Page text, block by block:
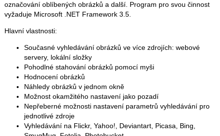
označování oblíbených obrázků a další. Program pro svou činnost
vyžaduje Microsoft .NET Framework 3.5.
Hlavní vlastnosti:
Současné vyhledávání obrázků ve více zdrojích: webové
servery, lokální složky
Pohodlné stahování obrázků pomocí myši
Hodnocení obrázků
Náhledy obrázků v jednom okně
Možnost okamžitého nastavení jako pozadí
Nepřeberné možnosti nastavení parametrů vyhledávání pro
jednotlivé zdroje
Vyhledávání na Flickr, Yahoo!, Deviantart, Picasa, Bing,